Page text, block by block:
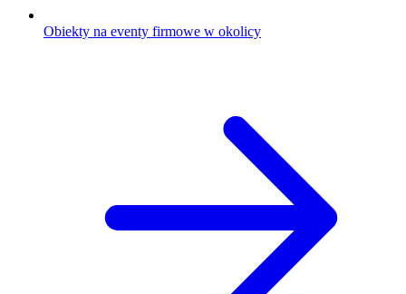
Obiekty na eventy firmowe w okolicy